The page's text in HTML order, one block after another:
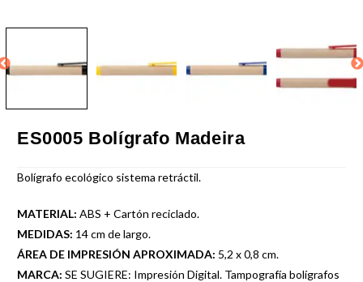
ES0005 Bolígrafo Madeira
Bolígrafo ecológico sistema retráctil.
MATERIAL: ABS + Cartón reciclado.
MEDIDAS: 14 cm de largo.
ÁREA DE IMPRESIÓN APROXIMADA: 5,2 x 0,8 cm.
MARCA: SE SUGIERE: Impresión Digital. Tampografía bolígrafos